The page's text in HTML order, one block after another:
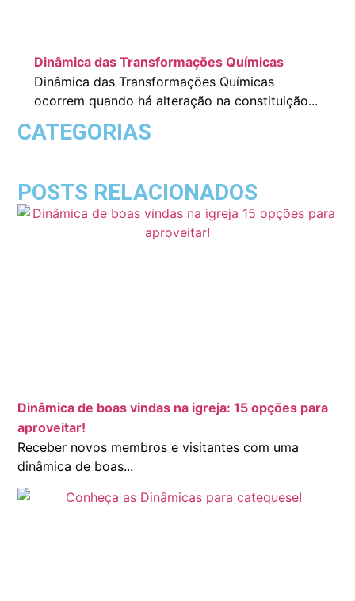
Dinâmica das Transformações Químicas
Dinâmica das Transformações Químicas
ocorrem quando há alteração na constituição...
CATEGORIAS
POSTS RELACIONADOS
Dinâmica de boas vindas na igreja: 15 opções para
aproveitar!
Receber novos membros e visitantes com uma
dinâmica de boas...